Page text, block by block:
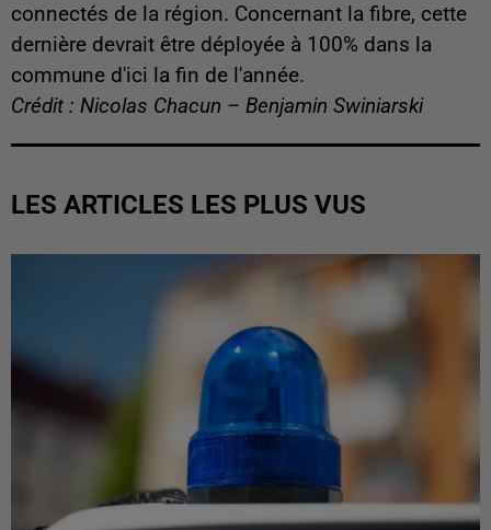
connectés de la région. Concernant la fibre, cette
dernière devrait être déployée à 100% dans la
commune d'ici la fin de l'année.
Crédit : Nicolas Chacun – Benjamin Swiniarski
LES ARTICLES LES PLUS VUS